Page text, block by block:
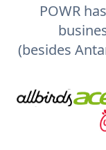
POWR
(besides